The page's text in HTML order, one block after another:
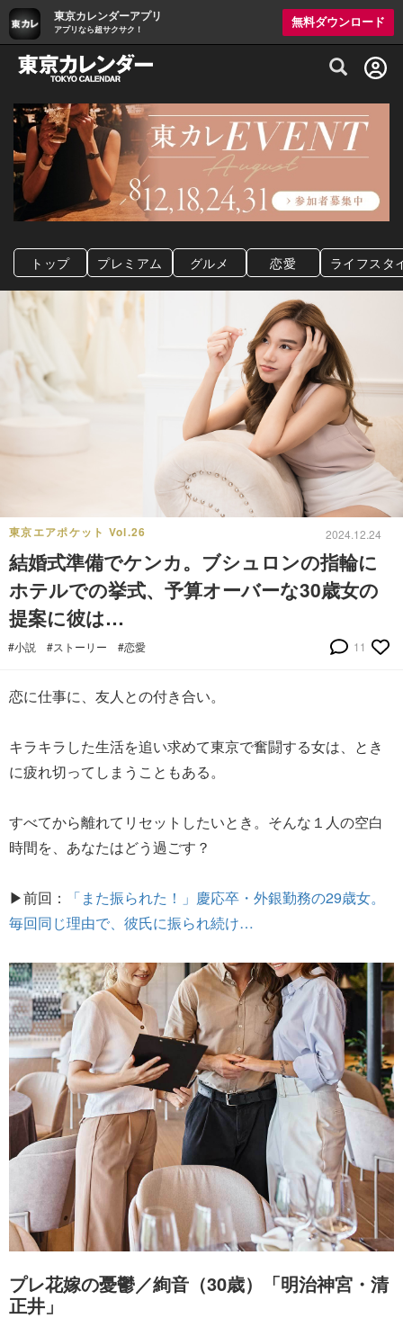
東京カレンダーアプリ
アプリなら超サクサク！
無料ダウンロード
グルメ情報・プレミアムレストラン予約
トップ プレミアム グルメ 恋愛 ライフスタ
東京エアポケット Vol.26 2024.12.24
結婚式準備でケンカ。ブシュロンの指輪に
ホテルでの挙式、予算オーバーな30歳女の
提案に彼は…
#小説 #ストーリー #恋愛 11
恋に仕事に、友人との付き合い。
キラキラした生活を追い求めて東京で奮闘する女は、とき
に疲れ切ってしまうこともある。
すべてから離れてリセットしたいとき。そんな１人の空白
時間を、あなたはどう過ごす？
▶前回：
「また振られた！」慶応卒・外銀勤務の29歳女。
毎回同じ理由で、彼氏に振られ続け…
プレ花嫁の憂鬱／絢音（30歳）「明治神宮・清
正井」